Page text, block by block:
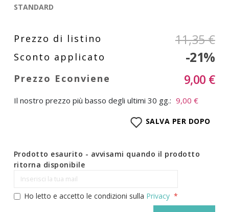
STANDARD
11,35 €
-21%
9,00 €
Il nostro prezzo più basso degli ultimi 30 gg.: 9,00 €
SALVA PER DOPO
Prodotto esaurito - avvisami quando il prodotto
ritorna disponibile
Ho letto e accetto le condizioni sulla Privacy